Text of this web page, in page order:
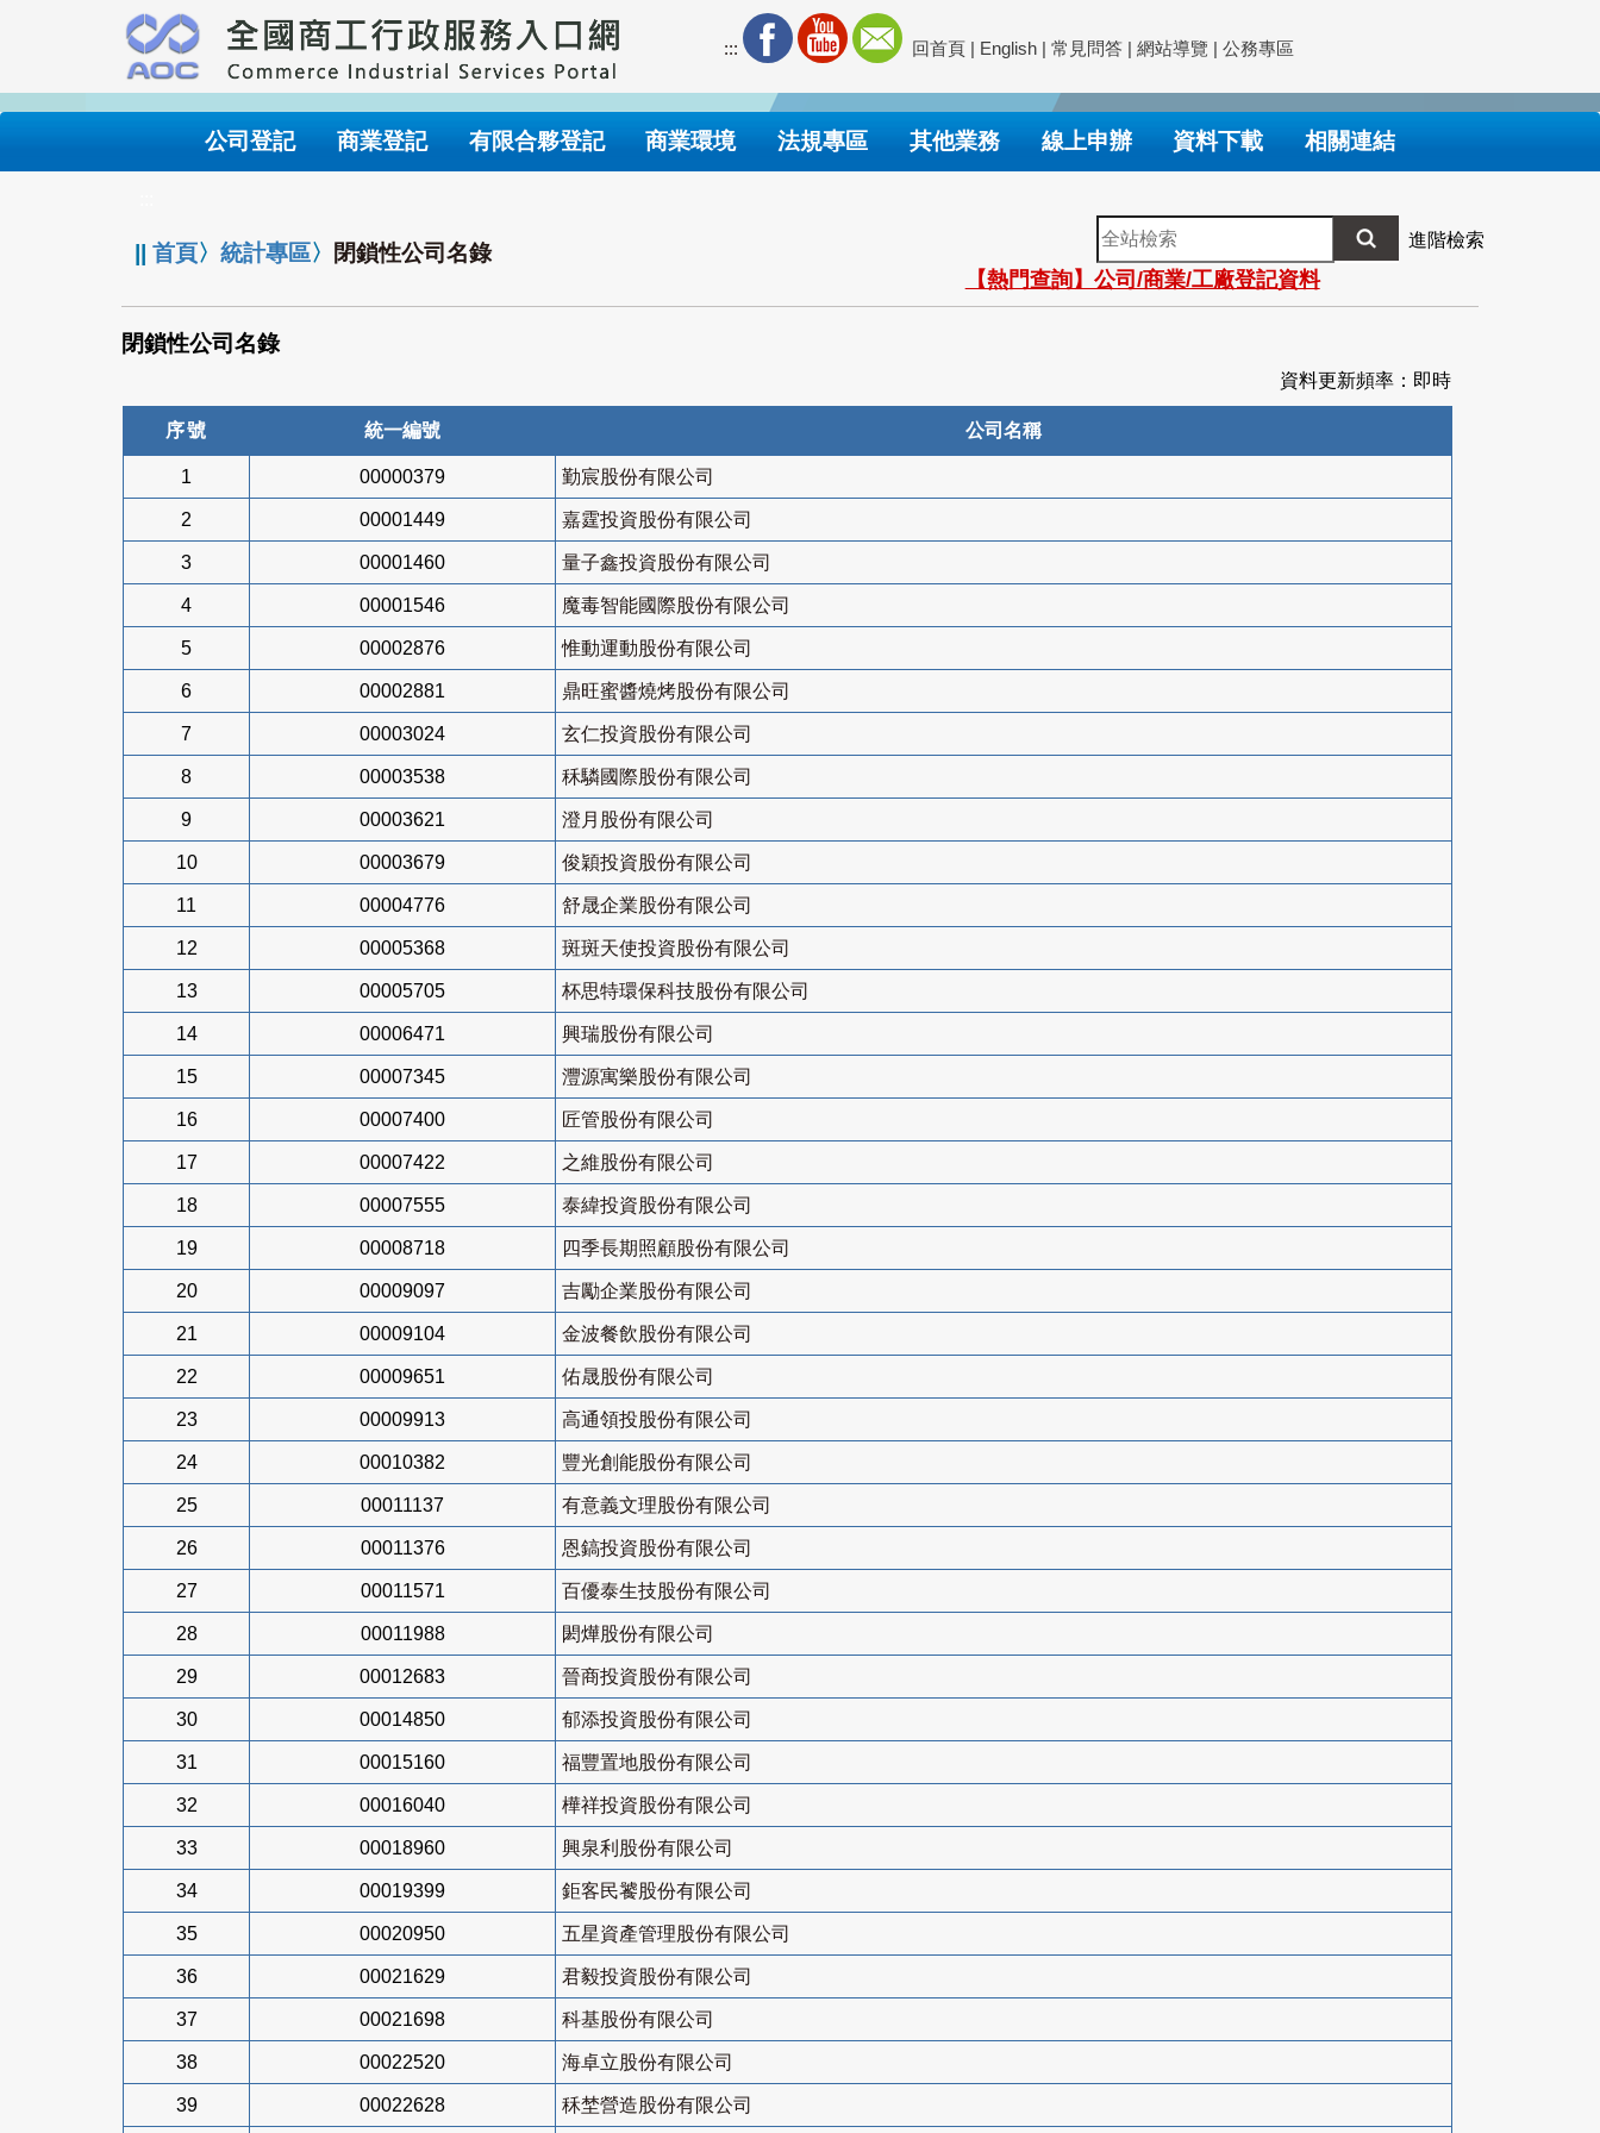
要
內
::: 回首頁 | English | 常見問答 | 網站導覽 | 公務專區
公司登記 商業登記 有限合夥登記 商業環境 法規專區 其他業務 線上申辦 資料下載 相關連結
||首頁〉統計專區〉 閉鎖性公司名錄
全
站
檢
索
進階檢索
【熱門查詢】公司/商業/工廠登記資料
閉鎖性公司名錄
資料更新頻率：即時
序號 統一編號 公司名稱
1 00000379 勤宸股份有限公司
2 00001449 嘉霆投資股份有限公司
3 00001460 量子鑫投資股份有限公司
4 00001546 魔毒智能國際股份有限公司
5 00002876 惟動運動股份有限公司
6 00002881 鼎旺蜜醬燒烤股份有限公司
7 00003024 玄仁投資股份有限公司
8 00003538 秝驎國際股份有限公司
9 00003621 澄月股份有限公司
10 00003679 俊穎投資股份有限公司
11 00004776 舒晟企業股份有限公司
12 00005368 斑斑天使投資股份有限公司
13 00005705 杯思特環保科技股份有限公司
14 00006471 興瑞股份有限公司
15 00007345 灃源寓樂股份有限公司
16 00007400 匠管股份有限公司
17 00007422 之維股份有限公司
18 00007555 泰緯投資股份有限公司
19 00008718 四季長期照顧股份有限公司
20 00009097 吉勵企業股份有限公司
21 00009104 金波餐飲股份有限公司
22 00009651 佑晟股份有限公司
23 00009913 高通領投股份有限公司
24 00010382 豐光創能股份有限公司
25 00011137 有意義文理股份有限公司
26 00011376 恩鎬投資股份有限公司
27 00011571 百優泰生技股份有限公司
28 00011988 閎燁股份有限公司
29 00012683 晉商投資股份有限公司
30 00014850 郁添投資股份有限公司
31 00015160 福豐置地股份有限公司
32 00016040 樺祥投資股份有限公司
33 00018960 興泉利股份有限公司
34 00019399 鉅客民饕股份有限公司
35 00020950 五星資產管理股份有限公司
36 00021629 君毅投資股份有限公司
37 00021698 科基股份有限公司
38 00022520 海卓立股份有限公司
39 00022628 秝埜營造股份有限公司